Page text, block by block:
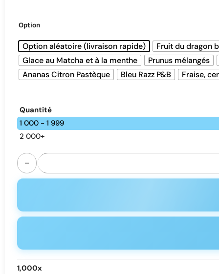
Option
Option aléatoire (livraison rapide)
Fruit du dragon
Glace au Matcha et à la menthe
Prunus mélangés
Ananas Citron Pastèque
Bleu Razz P&B Fraise,
Quantité
1 000 - 1 999
2 000+
quantité de Lost Mary MO10000 Disposable Vape -
1,000x